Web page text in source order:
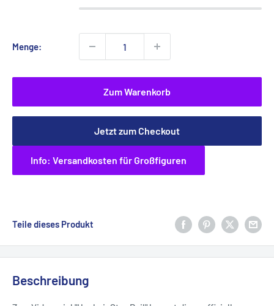
Menge:
Zum Warenkorb
Jetzt zum Checkout
Info: Versandkosten für Großfiguren
Teile dieses Produkt
Beschreibung